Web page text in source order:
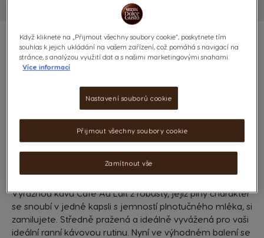
CAFÉ AU LAIT - 48 KAPSLÍ
Vyvážená & s plnou chutí
INTENZITA 7
(0)
Výraznou kávu Café Au Lait z robusty, jejíž plný charakter
se snoubí v jedné kapsli s jemností plnotučného mléka, si
zamilujete. Středně pražená a ideálně vyvážená pro vaši
ideální ranní kávovou rutinu. Nyní ve výhodném balení se
Když kliknete na „Přijmout všechny soubory cookie“, poskytnete tím
souhlas k jejich ukládání na vašem zařízení, což pomáhá s navigací na
stránce, s analýzou využití dat a s našimi marketingovými snahami.
Více informací
Nastavení souborů cookie
Zamítnout vše
Přijmout všechny soubory cookie